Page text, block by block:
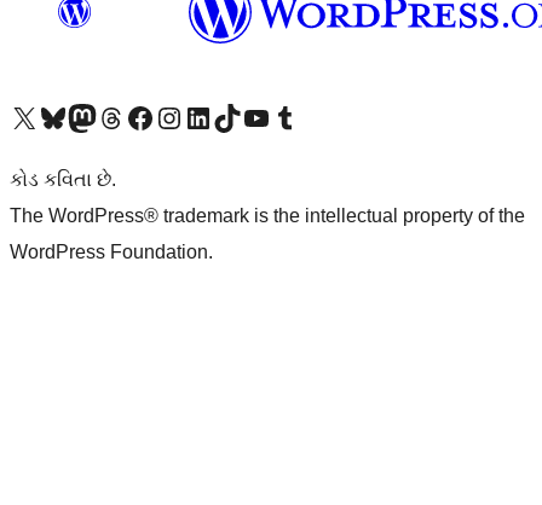
અમારા X (અગાઉ ટ્વિટર) એકાઉન્ટની મુલાકાત લોઅમારા Bluesky એકાઉન્ટની મુલાકાત લોઅમારા માસ્ટોડોન એકાઉન્ટની મુલાકાત લોઅમારા Threads એકાઉન્ટની મુલાકાત લો અમારા ફેસબુક પેજની મુલાકાત લોઅમારા ઇન્સ્ટાગ્રામ એકાઉન્ટની મુલાકાત લો અમારા LinkedIn એકાઉન્ટની મુલાકાત લોઅમારા TikTok એકાઉન્ટની મુલાકાત લોઅમારી YouTube ચેનલની મુલાકાત લો અમારા Tumblr એકાઉન્ટની મુલાકાત લો
કોડ કવિતા છે.
The WordPress® trademark is the intellectual property of the
WordPress Foundation.